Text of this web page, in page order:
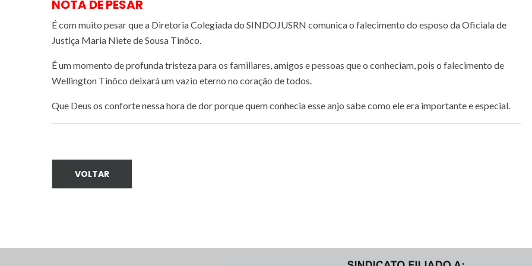
NOTA DE PESAR
É com muito pesar que a Diretoria Colegiada do SINDOJUSRN comunica o falecimento do esposo da Oficiala de
Justiça Maria Niete de Sousa Tinôco.
É um momento de profunda tristeza para os familiares, amigos e pessoas que o conheciam, pois o falecimento de
Wellington Tinôco deixará um vazio eterno no coração de todos.
Que Deus os conforte nessa hora de dor porque quem conhecia esse anjo sabe como ele era importante e especial.
VOLTAR